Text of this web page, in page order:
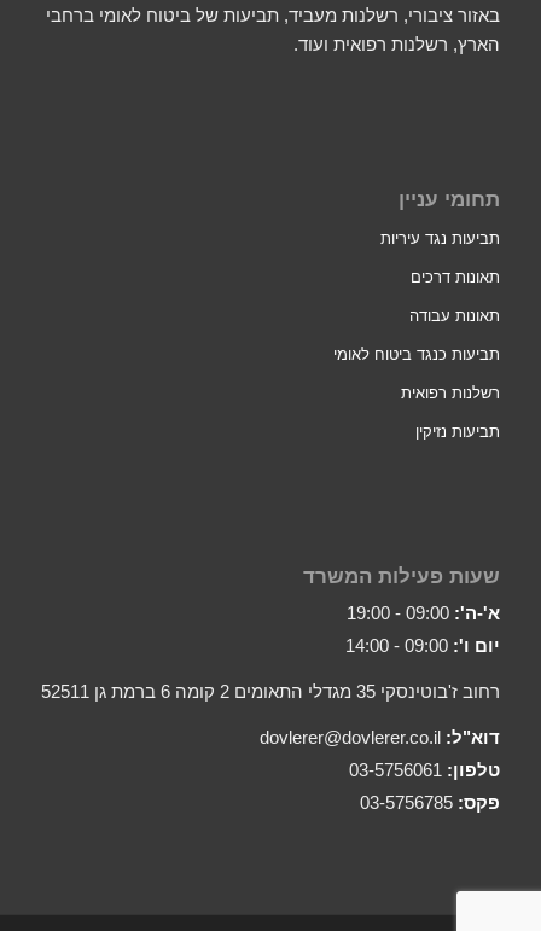
באזור ציבורי, רשלנות מעביד, תביעות של ביטוח לאומי ברחבי
הארץ, רשלנות רפואית ועוד.
תחומי עניין
תביעות נגד עיריות
תאונות דרכים
תאונות עבודה
תביעות כנגד ביטוח לאומי
רשלנות רפואית
תביעות נזיקין
שעות פעילות המשרד
א'-ה':
יום ו':
רחוב ז'בוטינסקי 35 מגדלי התאומים 2 קומה 6 ברמת גן 52511
דוא"ל: dovlerer@dovlerer.co.il
טלפון:
פקס: 03-5756785